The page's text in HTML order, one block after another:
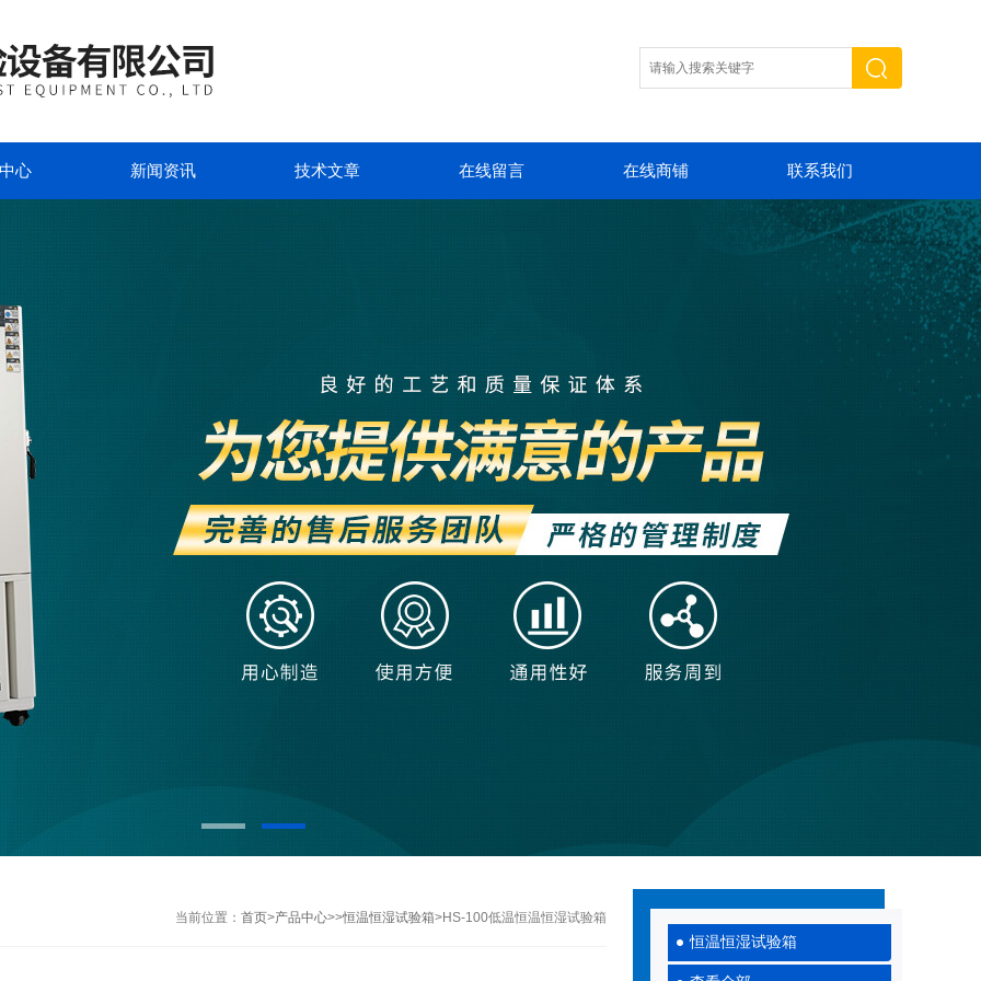
心 新闻资讯 技术文章 在线留言 在线商铺 联系我们
恒温恒湿试验箱
当前位置： 首页>产品中心>>恒温恒湿试验箱>HS-100低温恒温恒湿试验箱